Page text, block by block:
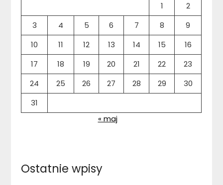
1
2
3
4 5 6 7 8
9
10
11 12 13 14 15
16
17
18 19 20 21 22
23
24
25 26 27 28 29
30
31
« maj
Ostatnie wpisy